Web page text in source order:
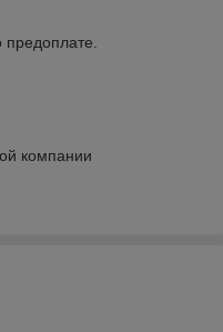
предоплате.
компании